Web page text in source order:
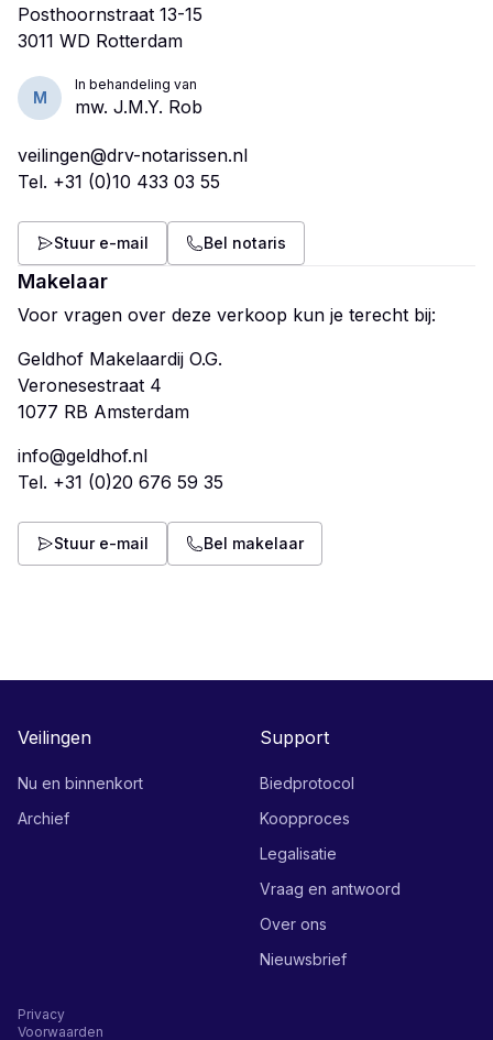
Posthoornstraat 13-15
M
In behandeling van
mw. J.M.Y. Rob
veilingen@drv-notarissen.nl
Tel. +31 (0)10 433 03 55
Stuur e-mail Bel notaris
Makelaar
Voor vragen over deze verkoop kun je terecht bij:
Geldhof Makelaardij O.G.
Veronesestraat 4
info@geldhof.nl
Tel. +31 (0)20 676 59 35
Stuur e-mail Bel makelaar
Veilingen
Nu en binnenkort
Archief
Support
Biedprotocol
Koopproces
Legalisatie
Vraag en antwoord
Over ons
Nieuwsbrief
Privacy
Voorwaarden